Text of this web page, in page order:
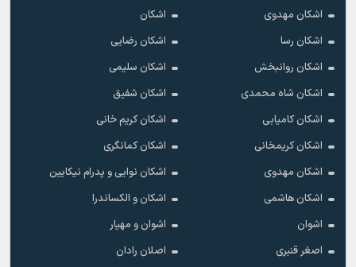
اشکان مهدوى
اشکان
اشکان رسا
اشکان رضایی
اشکان روانبخش
اشکان سلیمی
اشکان شاه محمدی
اشکان شفیق
اشکان کامیابی
اشکان کریم خانی
اشکان کریمخانی
اشکان کمانگری
اشکان مهدوی
اشکان نوایی و پدرام نیکایین
اشکان هاشمی
اشکان و الکساندرا
اشوان
اشوان و مهیار
اصغر قنبری
اصلان رادان